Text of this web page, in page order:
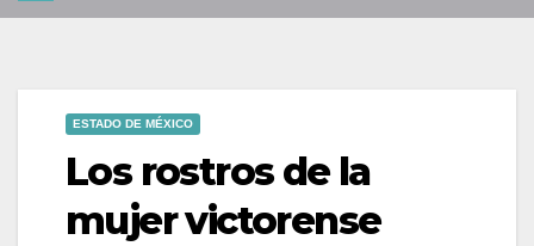
ESTADO DE MÉXICO
Los rostros de la
mujer victorense